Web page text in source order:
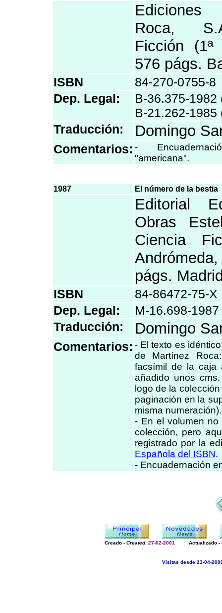
Roca,
Ficción
576 págs.
ISBN
84-270-0755-8
Dep. Legal:
B-36.375-1982
B-21.262-1985
Traducción:
Domingo
Comentarios: -
"americana".
1987 El número de la bestia
Editorial
Obras
Ciencia
págs.
ISBN
84-86472-75-X
Dep. Legal:
M-16.698-1987
Traducción:
Domingo
Comentarios: - El texto es
de Martínez
facsímil de la
añadido unos
logo de la
paginación en la
misma numeración).
- En el volumen no
colección, pero
registrado por la
Española del ISBN.
- Encuadernación
Creado - Created: 27-02-2001 Actualizado -
Visitas desde 23-04-